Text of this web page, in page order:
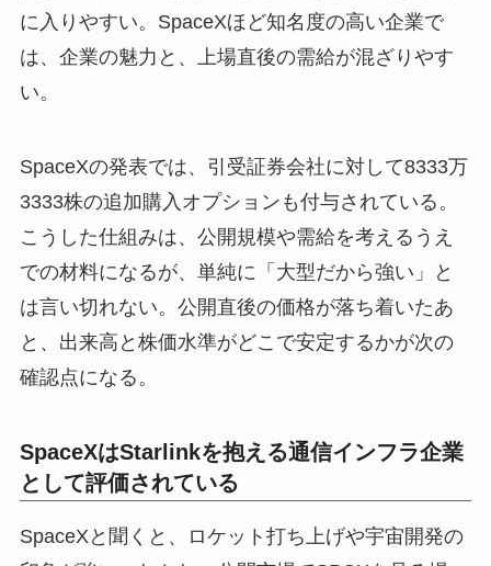
に入りやすい。SpaceXほど知名度の高い企業で
は、企業の魅力と、上場直後の需給が混ざりやす
い。
SpaceXの発表では、引受証券会社に対して8333万
3333株の追加購入オプションも付与されている。
こうした仕組みは、公開規模や需給を考えるうえ
での材料になるが、単純に「大型だから強い」と
は言い切れない。公開直後の価格が落ち着いたあ
と、出来高と株価水準がどこで安定するかが次の
確認点になる。
SpaceXはStarlinkを抱える通信インフラ企業
として評価されている
SpaceXと聞くと、ロケット打ち上げや宇宙開発の